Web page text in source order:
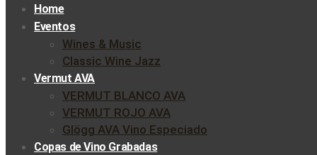
Home
Eventos
Wines & Music
Classic Wine Jazz
Vermut AVA
VERMUT BLANCO AVA
VERMUT ROJO AVA
Glögg AVA Vino Especiado
Copas de Vino Grabadas